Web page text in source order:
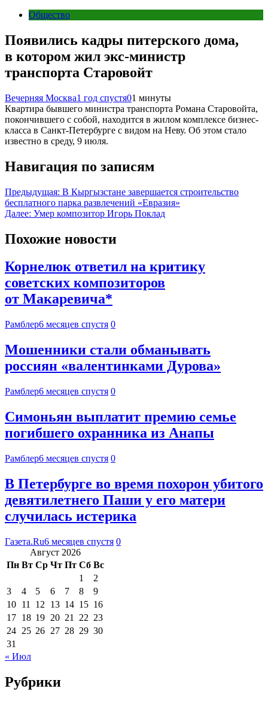
Общество
Появились кадры питерского дома,
в котором жил экс-министр
транспорта Старовойт
Вечерняя Москва1 год спустя01 минуты
Квартира бывшего министра транспорта Романа Старовойта,
покончившего с собой, находится в жилом комплексе бизнес-
класса в Санкт-Петербурге с видом на Неву. Об этом стало
известно в среду, 9 июля.
Навигация по записям
Предыдущая: В Кыргызстане завершается строительство
бесплатного парка развлечений «Евразия»
Далее: Умер композитор Игорь Поклад
Похожие новости
Корнелюк ответил на критику
советских композиторов
от Макаревича*
Рамблер6 месяцев спустя 0
Мошенники стали обманывать
россиян «валентинками Дурова»
Рамблер6 месяцев спустя 0
Симоньян выплатит премию семье
погибшего охранника из Анапы
Рамблер6 месяцев спустя 0
В Петербурге во время похорон убитого
девятилетнего Паши у его матери
случилась истерика
Газета.Ru6 месяцев спустя 0
Август 2026
Пн Вт Ср Чт Пт Сб Вс
1
2
3
4 5 6 7 8
9
10 11 12 13 14 15 16
17 18 19 20 21 22 23
24 25 26 27 28 29 30
31
« Июл
Рубрики